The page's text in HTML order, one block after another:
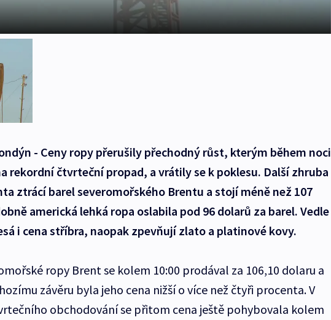
- Ceny ropy přerušily přechodný růst, kterým během noci
rekordní čtvrteční propad, a vrátily se k poklesu. Další zhruba
ztrácí barel severomořského Brentu a stojí méně než 107
americká lehká ropa oslabila pod 96 dolarů za barel. Vedle
i cena stříbra, naopak zpevňují zlato a platinové kovy.
ropy Brent se kolem 10:00 prodával za 106,10 dolaru a
závěru byla jeho cena nižší o více než čtyři procenta. V
obchodování se přitom cena ještě pohybovala kolem